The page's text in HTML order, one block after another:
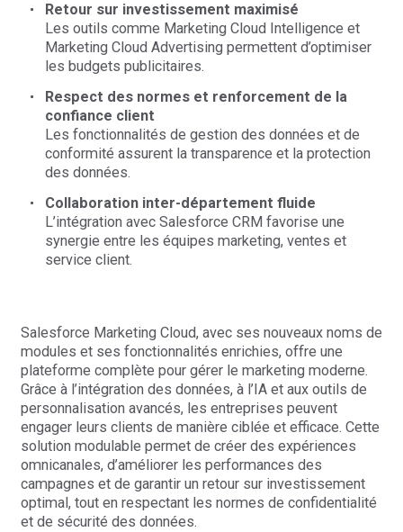
Retour sur investissement maximisé
Les outils comme Marketing Cloud Intelligence et
Marketing Cloud Advertising permettent d’optimiser
les budgets publicitaires.
Respect des normes et renforcement de la
confiance client
Les fonctionnalités de gestion des données et de
conformité assurent la transparence et la protection
des données.
Collaboration inter-département fluide
L’intégration avec Salesforce CRM favorise une
synergie entre les équipes marketing, ventes et
service client.
Salesforce Marketing Cloud, avec ses nouveaux noms de
modules et ses fonctionnalités enrichies, offre une
plateforme complète pour gérer le marketing moderne.
Grâce à l’intégration des données, à l’IA et aux outils de
personnalisation avancés, les entreprises peuvent
engager leurs clients de manière ciblée et efficace. Cette
solution modulable permet de créer des expériences
omnicanales, d’améliorer les performances des
campagnes et de garantir un retour sur investissement
optimal, tout en respectant les normes de confidentialité
et de sécurité des données.